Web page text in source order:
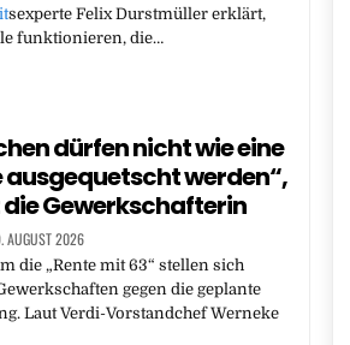
sexperte Felix Durstmüller erklärt,
funktionieren, die…
dürfen nicht wie eine
ausgequetscht werden“,
Gewerkschafterin
AUGUST 2026
die „Rente mit 63“ stellen sich
gegen die geplante
Laut Verdi-Vorstandchef Werneke